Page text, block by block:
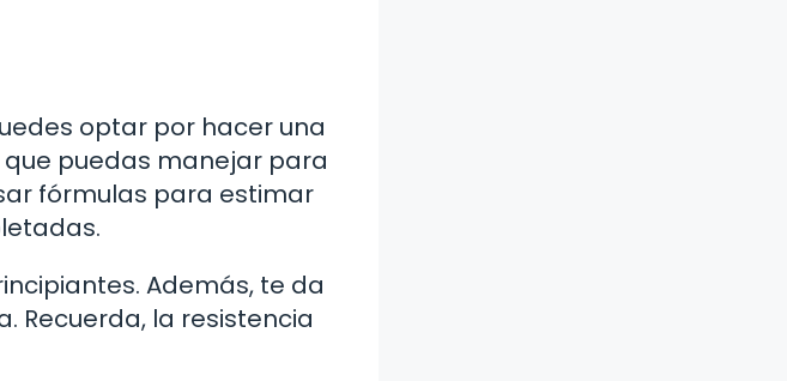
optar por hacer una
puedas manejar para
fórmulas para estimar
Además, te da
Recuerda, la resistencia